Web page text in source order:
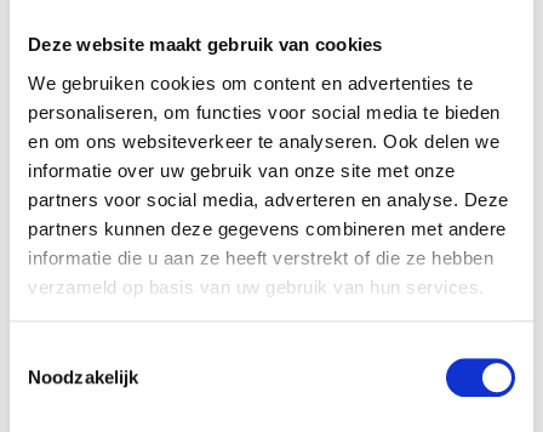
Deze website maakt gebruik van cookies
We gebruiken cookies om content en advertenties te
personaliseren, om functies voor social media te bieden
en om ons websiteverkeer te analyseren. Ook delen we
informatie over uw gebruik van onze site met onze
partners voor social media, adverteren en analyse. Deze
partners kunnen deze gegevens combineren met andere
informatie die u aan ze heeft verstrekt of die ze hebben
verzameld op basis van uw gebruik van hun services.
Noodzakelijk
KIM KÖTTER DEELT PRACHTIGE
GEZINSFOTO MET HAAR
MANNEN
JOSJE HUISMAN SHOWT
BABYBUIK OP IBIZA